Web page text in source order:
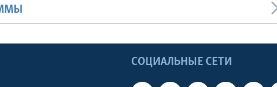
СОЦИАЛЬНЫЕ СЕТИ